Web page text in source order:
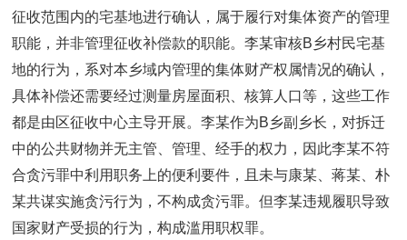
征收范围内的宅基地进行确认，属于履行对集体资产的管理
职能，并非管理征收补偿款的职能。李某审核B乡村民宅基
地的行为，系对本乡域内管理的集体财产权属情况的确认，
具体补偿还需要经过测量房屋面积、核算人口等，这些工作
都是由区征收中心主导开展。李某作为B乡副乡长，对拆迁
中的公共财物并无主管、管理、经手的权力，因此李某不符
合贪污罪中利用职务上的便利要件，且未与康某、蒋某、朴
某共谋实施贪污行为，不构成贪污罪。但李某违规履职导致
国家财产受损的行为，构成滥用职权罪。